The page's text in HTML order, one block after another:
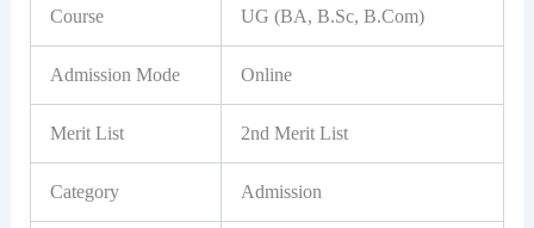
Course UG (BA, B.Sc, B.Com)
Admission Mode Online
Merit List 2nd Merit List
Category Admission